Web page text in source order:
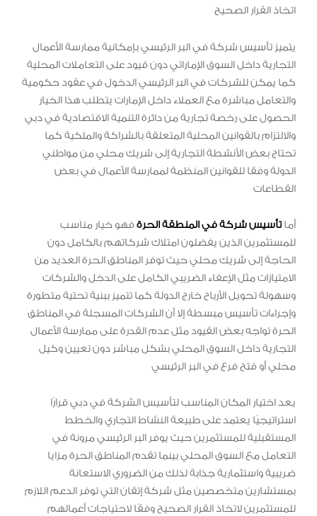
اتخاذ القرار الصحيح
يتميز تأسيس شركة في البر الرئيسي بإمكانية ممارسة الأعمال
التجارية داخل السوق الإماراتي دون قيود على التعاملات المحلية
كما يمكن للشركات في البر الرئيسي الدخول في عقود حكومية
والتعامل مباشرة مع العملاء داخل الإمارات يتطلب هذا الخيار
الحصول على رخصة تجارية من دائرة التنمية الاقتصادية في دبي
والالتزام بالقوانين المحلية المتعلقة بالشراكة والملكية كما
تحتاج بعض الأنشطة التجارية إلى شريك محلي من مواطني
الدولة وفقا للقوانين المنظمة لممارسة الأعمال في بعض
القطاعات
أماتأسيس شركة في المنطقة الحرةفهو خيار مناسب
للمستثمرين الذين يفضلون امتلاك شركاتهم بالكامل دون
الحاجة إلى شريك محلي حيث توفر المناطق الحرة العديد من
الامتيازات مثل الإعفاء الضريبي الكامل على الدخل والشركات
وسهولة تحويل الأرباح خارج الدولة كما تتميز ببنية تحتية متطورة
وإجراءات تأسيس مبسطة إلا أن الشركات المسجلة في المناطق
الحرة تواجه بعض القيود مثل عدم القدرة على ممارسة الأعمال
التجارية داخل السوق المحلي بشكل مباشر دون تعيين وكيل
محلي أو فتح فرع في البر الرئيسي
يعد اختيار المكان المناسب لتأسيس الشركة في دبي قرارًا
استراتيجيًا يعتمد على طبيعة النشاط التجاري والخطط
المستقبلية للمستثمرين حيث يوفر البر الرئيسي مرونة في
التعامل مع السوق المحلي بينما تقدم المناطق الحرة مزايا
ضريبية واستثمارية جذابة لذلك من الضروري الاستعانة
بمستشارين متخصصين مثل شركة إتقان التي توفر الدعم اللازم
للمستثمرين لاتخاذ القرار الصحيح وفقًا لاحتياجات أعمالهم